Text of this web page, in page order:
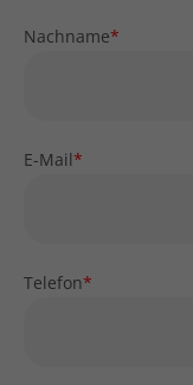
Nachname*
E-Mail*
Telefon*